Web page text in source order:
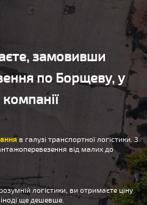
замовивши
по Борщеву, у
в галузі транспортної логістики. З
від малих до
логістики, ви отримаєте ціну
ще дешевше.